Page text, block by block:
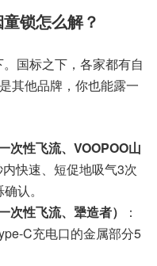
锁怎么解？
国标之下，各家都有自
其他品牌，你也能露一
次性飞流、VOOPOO山
内快速、短促地吸气3次
认。
次性飞流、犟造者）
：
C充电口的金属部分5